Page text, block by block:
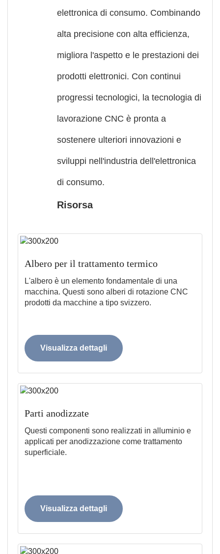
elettronica di consumo. Combinando
alta precisione con alta efficienza,
migliora l'aspetto e le prestazioni dei
prodotti elettronici. Con continui
progressi tecnologici, la tecnologia di
lavorazione CNC è pronta a
sostenere ulteriori innovazioni e
sviluppi nell'industria dell'elettronica
di consumo.
Risorsa
Albero per il trattamento termico
L'albero è un elemento fondamentale di una
macchina. Questi sono alberi di rotazione CNC
prodotti da macchine a tipo svizzero.
Visualizza dettagli
Parti anodizzate
Questi componenti sono realizzati in alluminio e
applicati per anodizzazione come trattamento
superficiale.
Visualizza dettagli